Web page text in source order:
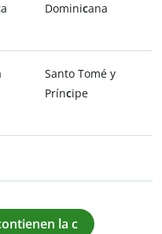
a
Dominicana
Santo Tomé y
Príncipe
la c